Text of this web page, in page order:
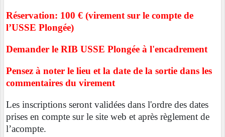
Réservation: 100 € (virement sur le compte de
l’USSE Plongée)
Demander le RIB USSE Plongée à l'encadrement
Pensez à noter le lieu et la date de la sortie dans les
commentaires du virement
Les inscriptions seront validées dans l'ordre des dates
prises en compte sur le site web et après règlement de
l’acompte.